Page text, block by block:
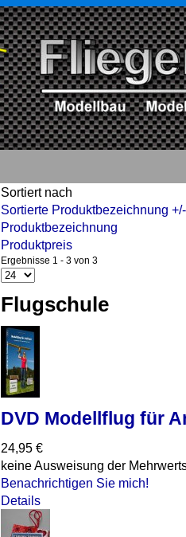
Sortiert nach
Sortierte Produktbezeichnung +/-
Produktbezeichnung
Produktpreis
Ergebnisse 1 - 3 von 3
Flugschule
DVD Modellflug für
24,95 €
keine Ausweisung der
Benachrichtigen Sie mich!
Details